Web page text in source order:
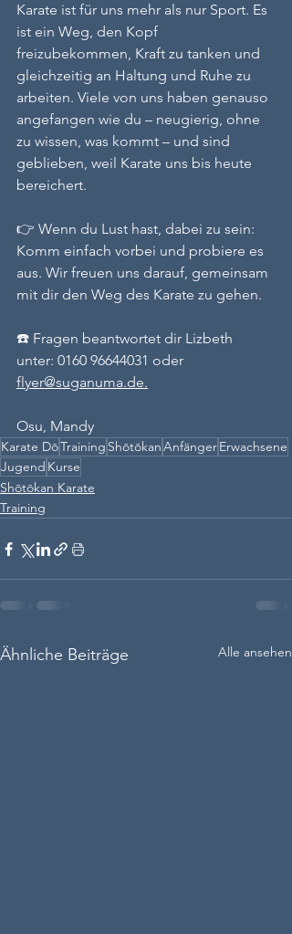
Karate ist für uns mehr als nur Sport. Es
ist ein Weg, den Kopf
freizubekommen, Kraft zu tanken und
gleichzeitig an Haltung und Ruhe zu
arbeiten. Viele von uns haben genauso
angefangen wie du – neugierig, ohne
zu wissen, was kommt – und sind
geblieben, weil Karate uns bis heute
bereichert.
👉 Wenn du Lust hast, dabei zu sein:
Komm einfach vorbei und probiere es
aus. Wir freuen uns darauf, gemeinsam
mit dir den Weg des Karate zu gehen.
☎️ Fragen beantwortet dir Lizbeth
unter: 0160 96644031 oder
flyer@suganuma.de.
Osu, Mandy
Karate DōTraining ShōtōkanAnfängerErwachsene
Jugend Kurse
Shōtōkan Karate
Training
Ähnliche Beiträge Alle ansehen